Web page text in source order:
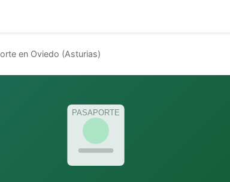
en Oviedo (Asturias)
PASAPORTE